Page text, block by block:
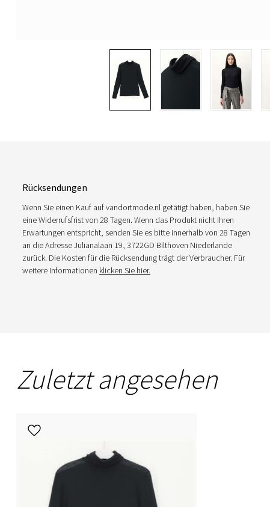
Rücksendungen
Wenn Sie einen Kauf auf vandortmode.nl getätigt haben, haben Sie
eine Widerrufsfrist von 28 Tagen. Wenn das Produkt nicht Ihren
Erwartungen entspricht, senden Sie es bitte innerhalb von 28 Tagen
an die Adresse Julianalaan 19, 3722GD Bilthoven Niederlande
zurück. Die Kosten für die Rücksendung trägt der Verbraucher. Für
weitere Informationen klicken Sie hier.
Zuletzt angesehen